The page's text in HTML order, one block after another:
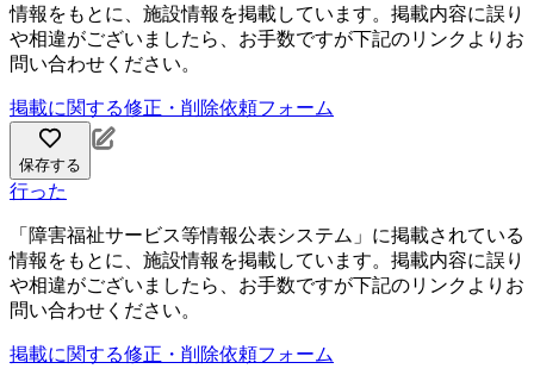
情報をもとに、施設情報を掲載しています。掲載内容に誤り
や相違がございましたら、お手数ですが下記のリンクよりお
問い合わせください。
掲載に関する修正・削除依頼フォーム
保存する
行った
「障害福祉サービス等情報公表システム」に掲載されている
情報をもとに、施設情報を掲載しています。掲載内容に誤り
や相違がございましたら、お手数ですが下記のリンクよりお
問い合わせください。
掲載に関する修正・削除依頼フォーム